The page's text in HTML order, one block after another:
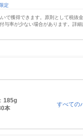
定
で獲得できます。原則として税抜
与率が少ない場合があります。詳
185g
本
すべての